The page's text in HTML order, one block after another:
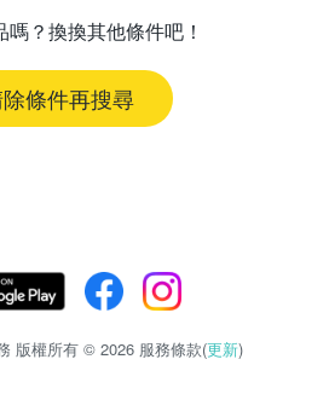
嗎？換換其他條件吧！
條件再搜尋
版權所有 © 2026 服務條款(更新)